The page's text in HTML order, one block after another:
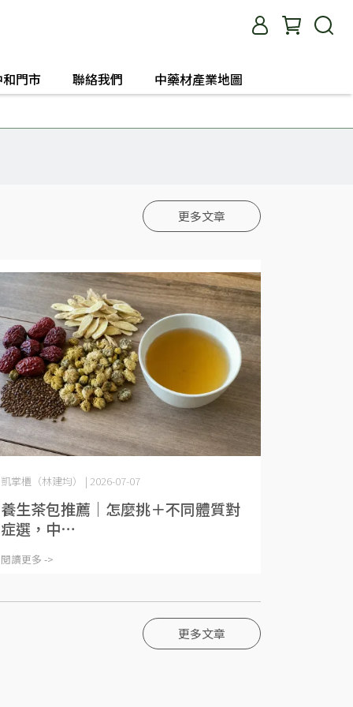
門市 聯絡我們 中藥材產業地圖
更多文章
凱掌櫃（林建均） | 2026-07-07
養生茶包推薦｜怎麼挑＋不同體質對
症選，中⋯
閱讀更多 ->
更多文章